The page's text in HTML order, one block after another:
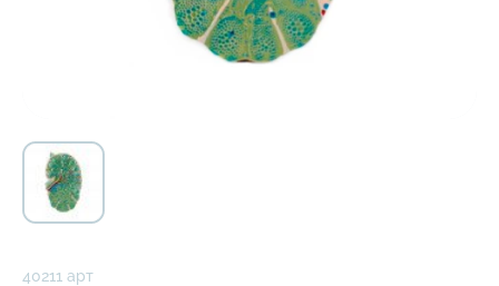
40211 арт